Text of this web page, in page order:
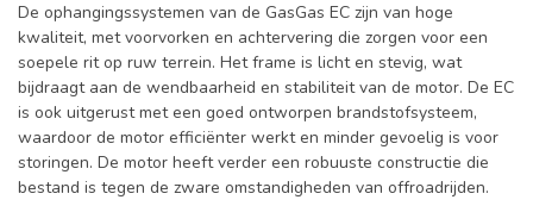
De ophangingssystemen van de GasGas EC zijn van hoge
kwaliteit, met voorvorken en achtervering die zorgen voor een
soepele rit op ruw terrein. Het frame is licht en stevig, wat
bijdraagt aan de wendbaarheid en stabiliteit van de motor. De EC
is ook uitgerust met een goed ontworpen brandstofsysteem,
waardoor de motor efficiënter werkt en minder gevoelig is voor
storingen. De motor heeft verder een robuuste constructie die
bestand is tegen de zware omstandigheden van offroadrijden.